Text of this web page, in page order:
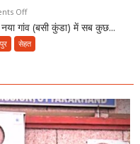
Offon
मौत
का
पटाखा
फैक्ट्री
में
नया गांव (बसी कुंडा) में सब कुछ...
सेहत